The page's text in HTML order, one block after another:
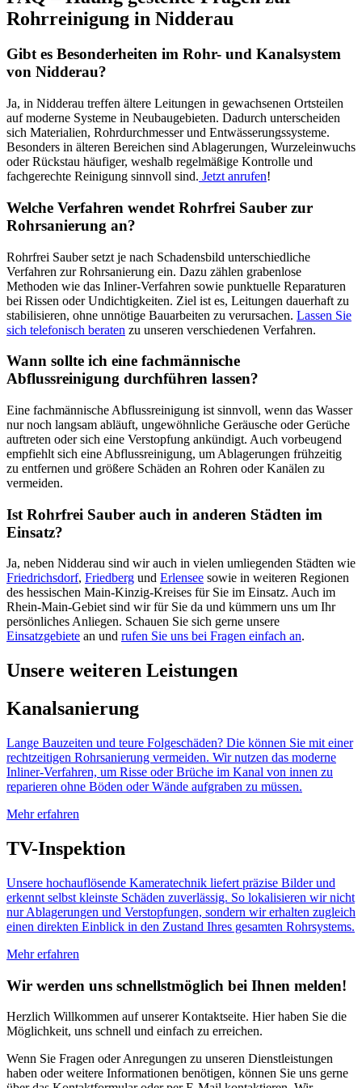
Rohrreinigung in Nidderau
Gibt es Besonderheiten im Rohr- und Kanalsystem
von Nidderau?
Ja, in Nidderau treffen ältere Leitungen in gewachsenen Ortsteilen
auf moderne Systeme in Neubaugebieten. Dadurch unterscheiden
sich Materialien, Rohrdurchmesser und Entwässerungssysteme.
Besonders in älteren Bereichen sind Ablagerungen, Wurzeleinwuchs
oder Rückstau häufiger, weshalb regelmäßige Kontrolle und
fachgerechte Reinigung sinnvoll sind. Jetzt anrufen!
Welche Verfahren wendet Rohrfrei Sauber zur
Rohrsanierung an?
Rohrfrei Sauber setzt je nach Schadensbild unterschiedliche
Verfahren zur Rohrsanierung ein. Dazu zählen grabenlose
Methoden wie das Inliner-Verfahren sowie punktuelle Reparaturen
bei Rissen oder Undichtigkeiten. Ziel ist es, Leitungen dauerhaft zu
stabilisieren, ohne unnötige Bauarbeiten zu verursachen. Lassen Sie
sich telefonisch beraten zu unseren verschiedenen Verfahren.
Wann sollte ich eine fachmännische
Abflussreinigung durchführen lassen?
Eine fachmännische Abflussreinigung ist sinnvoll, wenn das Wasser
nur noch langsam abläuft, ungewöhnliche Geräusche oder Gerüche
auftreten oder sich eine Verstopfung ankündigt. Auch vorbeugend
empfiehlt sich eine Abflussreinigung, um Ablagerungen frühzeitig
zu entfernen und größere Schäden an Rohren oder Kanälen zu
vermeiden.
Ist Rohrfrei Sauber auch in anderen Städten im
Einsatz?
Ja, neben Nidderau sind wir auch in vielen umliegenden Städten wie
Friedrichsdorf, Friedberg und Erlensee sowie in weiteren Regionen
des hessischen Main-Kinzig-Kreises für Sie im Einsatz. Auch im
Rhein-Main-Gebiet sind wir für Sie da und kümmern uns um Ihr
persönliches Anliegen. Schauen Sie sich gerne unsere
Einsatzgebiete an und rufen Sie uns bei Fragen einfach an.
Unsere weiteren Leistungen
Kanalsanierung
Lange Bauzeiten und teure Folgeschäden? Die können Sie mit einer
rechtzeitigen Rohrsanierung vermeiden. Wir nutzen das moderne
Inliner-Verfahren, um Risse oder Brüche im Kanal von innen zu
reparieren ohne Böden oder Wände aufgraben zu müssen.
Mehr erfahren
TV-Inspektion
Unsere hochauflösende Kameratechnik liefert präzise Bilder und
erkennt selbst kleinste Schäden zuverlässig. So lokalisieren wir nicht
nur Ablagerungen und Verstopfungen, sondern wir erhalten zugleich
einen direkten Einblick in den Zustand Ihres gesamten Rohrsystems.
Mehr erfahren
Wir werden uns schnellstmöglich bei Ihnen melden!
Herzlich Willkommen auf unserer Kontaktseite. Hier haben Sie die
Möglichkeit, uns schnell und einfach zu erreichen.
Wenn Sie Fragen oder Anregungen zu unseren Dienstleistungen
haben oder weitere Informationen benötigen, können Sie uns gerne